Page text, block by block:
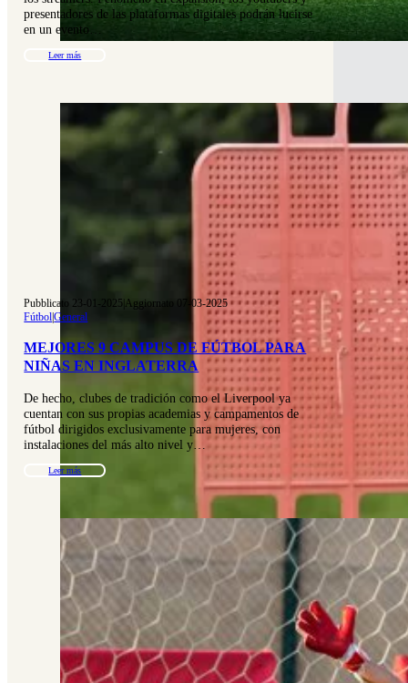
presentadores de las plataformas digitales podrán lucirse
en un evento…
Leer más
Pubblicato 23-01-2025 Aggiornato 07-03-2025
Fútbol|General
MEJORES 9 CAMPUS DE FÚTBOL PARA
NIÑAS EN INGLATERRA
De hecho, clubes de tradición como el Liverpool ya
cuentan con sus propias academias y campamentos de
fútbol dirigidos exclusivamente para mujeres, con
instalaciones del más alto nivel y…
Leer más